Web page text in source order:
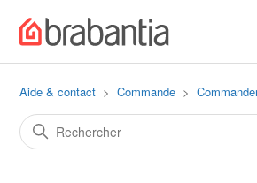
Aide & contact Commande